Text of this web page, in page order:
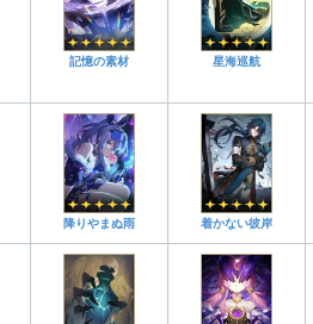
記憶の素材 星海巡航
降りやまぬ雨 着かない彼岸